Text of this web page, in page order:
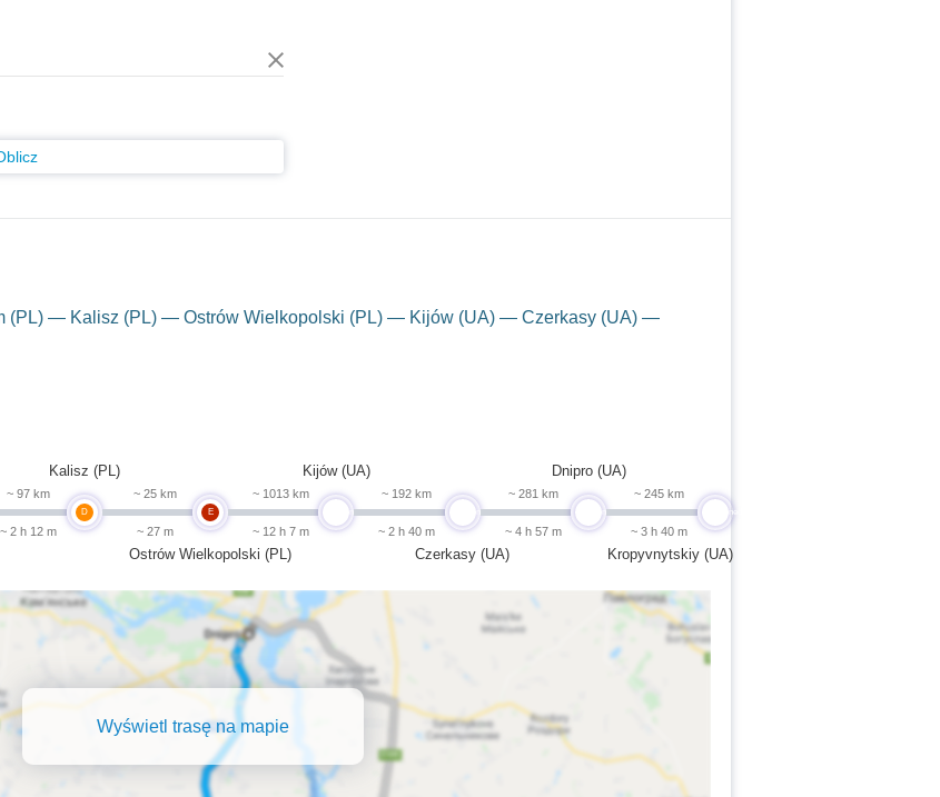
(PL) — Kalisz (PL) — Ostrów Wielkopolski (PL) — Kijów (UA) — Czerkasy (UA) —
~ 97 km
~ 2 h 12 m
D
Kalisz (PL)
~ 25 km
~ 27 m
E
Ostrów Wielkopolski (PL)
~ 1013 km
~ 12 h 7 m
undefined
Kijów (UA)
~ 192 km
~ 2 h 40 m
undefined
Czerkasy (UA)
~ 281 km
~ 4 h 57 m
undefined
Dnipro (UA)
~ 245 km
~ 3 h 40 m
undefined
Kropyvnytskiy (UA)
Wyświetl trasę na mapie